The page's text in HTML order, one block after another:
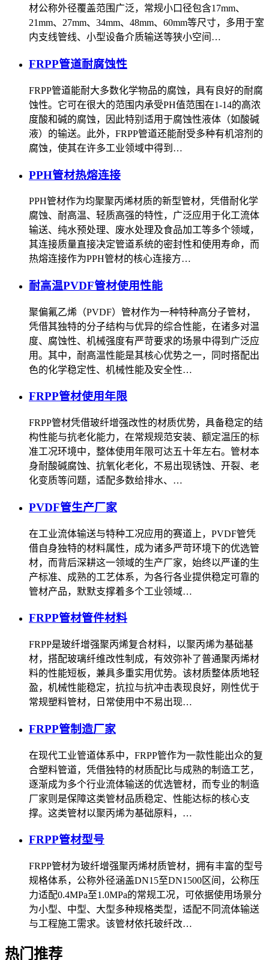
材公称外径覆盖范围广泛，常规小口径包含17mm、
21mm、27mm、34mm、48mm、60mm等尺寸，多用于室
内支线管线、小型设备介质输送等狭小空间…
FRPP管道耐腐蚀性
FRPP管道能耐大多数化学物品的腐蚀，具有良好的耐腐
蚀性。它可在很大的范围内承受PH值范围在1-14的高浓
度酸和碱的腐蚀，因此特别适用于腐蚀性液体（如酸碱
液）的输送。此外，FRPP管道还能耐受多种有机溶剂的
腐蚀，使其在许多工业领域中得到…
PPH管材热熔连接
PPH管材作为均聚聚丙烯材质的新型管材，凭借耐化学
腐蚀、耐高温、轻质高强的特性，广泛应用于化工流体
输送、纯水预处理、废水处理及食品加工等多个领域，
其连接质量直接决定管道系统的密封性和使用寿命，而
热熔连接作为PPH管材的核心连接方…
耐高温PVDF管材使用性能
聚偏氟乙烯（PVDF）管材作为一种特种高分子管材，
凭借其独特的分子结构与优异的综合性能，在诸多对温
度、腐蚀性、机械强度有严苛要求的场景中得到广泛应
用。其中，耐高温性能是其核心优势之一，同时搭配出
色的化学稳定性、机械性能及安全性…
FRPP管材使用年限
FRPP管材凭借玻纤增强改性的材质优势，具备稳定的结
构性能与抗老化能力，在常规规范安装、额定温压的标
准工况环境中，整体使用年限可达五十年左右。管材本
身耐酸碱腐蚀、抗氧化老化，不易出现锈蚀、开裂、老
化变质等问题，适配多数给排水、…
PVDF管生产厂家
在工业流体输送与特种工况应用的赛道上，PVDF管凭
借自身独特的材料属性，成为诸多严苛环境下的优选管
材，而背后深耕这一领域的生产厂家，始终以严谨的生
产标准、成熟的工艺体系，为各行各业提供稳定可靠的
管材产品，默默支撑着多个工业领域…
FRPP管材管件材料
FRPP是玻纤增强聚丙烯复合材料，以聚丙烯为基础基
材，搭配玻璃纤维改性制成，有效弥补了普通聚丙烯材
料的性能短板，兼具多重实用优势。该材质整体质地轻
盈，机械性能稳定，抗拉与抗冲击表现良好，刚性优于
常规塑料管材，日常使用中不易出现…
FRPP管制造厂家
在现代工业管道体系中，FRPP管作为一款性能出众的复
合塑料管道，凭借独特的材质配比与成熟的制造工艺，
逐渐成为多个行业流体输送的优选管材，而专业的制造
厂家则是保障这类管材品质稳定、性能达标的核心支
撑。这类管材以聚丙烯为基础原料，…
FRPP管材型号
FRPP管材为玻纤增强聚丙烯材质管材，拥有丰富的型号
规格体系，公称外径涵盖DN15至DN1500区间，公称压
力适配0.4MPa至1.0MPa的常规工况，可依据使用场景分
为小型、中型、大型多种规格类型，适配不同流体输送
与工程施工需求。该管材依托玻纤改…
热门推荐